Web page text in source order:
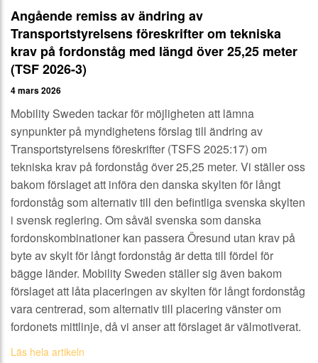
Angående remiss av ändring av
Transportstyrelsens föreskrifter om tekniska
krav på fordonståg med längd över 25,25 meter
(TSF 2026-3)
4 mars 2026
Mobility Sweden tackar för möjligheten att lämna
synpunkter på myndighetens förslag till ändring av
Transportstyrelsens föreskrifter (TSFS 2025:17) om
tekniska krav på fordonståg över 25,25 meter. Vi ställer oss
bakom förslaget att införa den danska skylten för långt
fordonståg som alternativ till den befintliga svenska skylten
i svensk reglering. Om såväl svenska som danska
fordonskombinationer kan passera Öresund utan krav på
byte av skylt för långt fordonståg är detta till fördel för
bägge länder. Mobility Sweden ställer sig även bakom
förslaget att låta placeringen av skylten för långt fordonståg
vara centrerad, som alternativ till placering vänster om
fordonets mittlinje, då vi anser att förslaget är välmotiverat.
Läs hela artikeln